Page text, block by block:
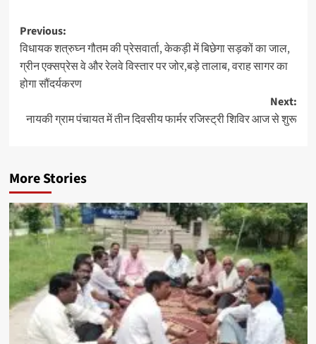
Previous:
विधायक शत्रुघ्न गौतम की प्रेसवार्ता, केकड़ी में बिछेगा सड़कों का जाल,
ग्रीन एक्सप्रेस वे और रेलवे विस्तार पर जोर,बड़े तालाब, वराह सागर का
होगा सौंदर्यकरण
Next:
नायकी ग्राम पंचायत में तीन दिवसीय फार्मर रजिस्ट्री शिविर आज से शुरू
More Stories